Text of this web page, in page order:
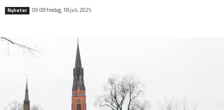
Nyheter 09:08 fredag, 18 juli, 2025